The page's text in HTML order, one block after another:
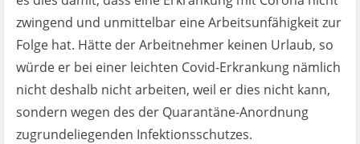
zwingend und unmittelbar eine Arbeitsunfähigkeit zur
Folge hat. Hätte der Arbeitnehmer keinen Urlaub, so
würde er bei einer leichten Covid-Erkrankung nämlich
nicht deshalb nicht arbeiten, weil er dies nicht kann,
sondern wegen des der Quarantäne-Anordnung
zugrundeliegenden Infektionsschutzes.